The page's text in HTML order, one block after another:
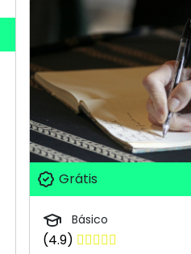
Grátis
Básico
(4.9)